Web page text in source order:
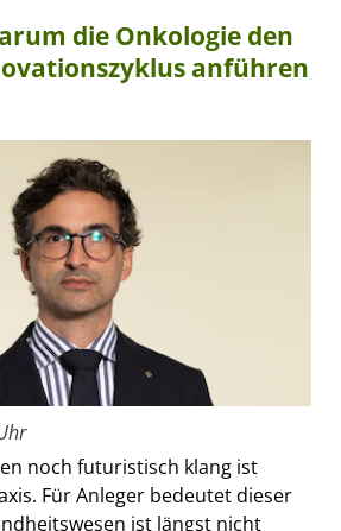
die Onkologie den
anführen
noch futuristisch klang ist
Für Anleger bedeutet dieser
ist längst nicht